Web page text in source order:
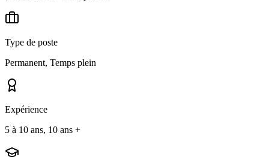
Type de poste
Permanent, Temps plein
Expérience
5 à 10 ans, 10 ans +